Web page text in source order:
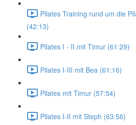
Pilates Training rund um die
(42:13)
Pilates I - II mit Timur (61:29)
Pilates I-III mit Bea (61:16)
Pilates mit Timur (57:54)
Pilates I-II mit Steph (63:56)